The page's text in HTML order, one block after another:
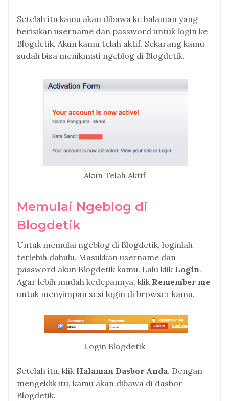
Setelah itu kamu akan dibawa ke halaman yang
berisikan username dan password untuk login ke
Blogdetik. Akun kamu telah aktif. Sekarang kamu
sudah bisa menikmati ngeblog di Blogdetik.
Akun Telah Aktif
Memulai Ngeblog di
Blogdetik
Untuk memulai ngeblog di Blogdetik, loginlah
terlebih dahulu. Masukkan username dan
password akun Blogdetik kamu. Lalu klik Login.
Agar lebih mudah kedepannya, klik Remember me
untuk menyimpan sesi login di browser kamu.
Login Blogdetik
Setelah itu, klik Halaman Dasbor Anda. Dengan
mengeklik itu, kamu akan dibawa di dasbor
Blogdetik.